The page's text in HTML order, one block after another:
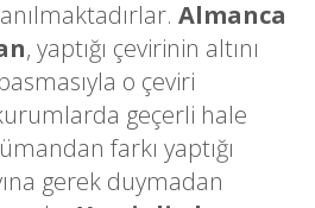
Almanca
, yaptığı çevirinin altını
o çeviri
geçerli hale
farkı yaptığı
gerek duymadan